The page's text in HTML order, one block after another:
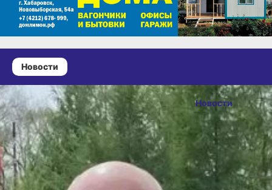
Новости
17 мая 2026 г., 18:01
На городских
прудах
Хабаровска
прошла
десятая
Новости
ОПУБЛИКОВАНО
17 мая 2026 г., 18:01